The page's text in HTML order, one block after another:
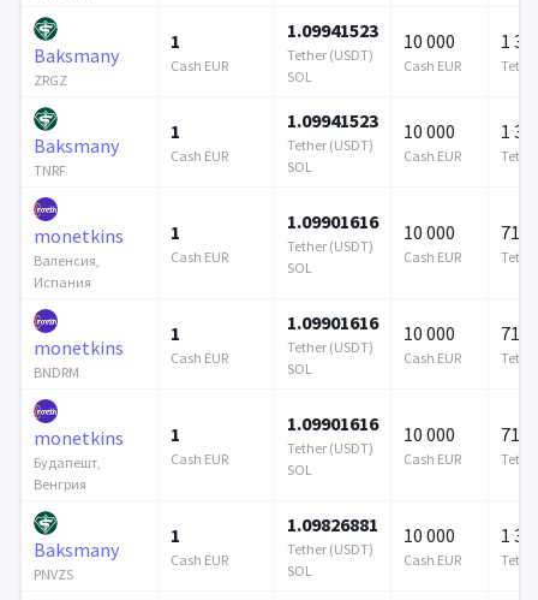
Baksmany
ZRGZ
1
Cash EUR
1.09941523
Tether (USDT)
SOL
10 000
Cash EUR
1
Baksmany
TNRF
1
Cash EUR
1.09941523
Tether (USDT)
SOL
10 000
Cash EUR
1
monetkins
Валенсия,
Испания
1
Cash EUR
1.09901616
Tether (USDT)
SOL
10 000
Cash EUR
715
monetkins
BNDRM
1
Cash EUR
1.09901616
Tether (USDT)
SOL
10 000
Cash EUR
715
monetkins
Будапешт,
Венгрия
1
Cash EUR
1.09901616
Tether (USDT)
SOL
10 000
Cash EUR
715
Baksmany
PNVZS
1
Cash EUR
1.09826881
Tether (USDT)
SOL
10 000
Cash EUR
1